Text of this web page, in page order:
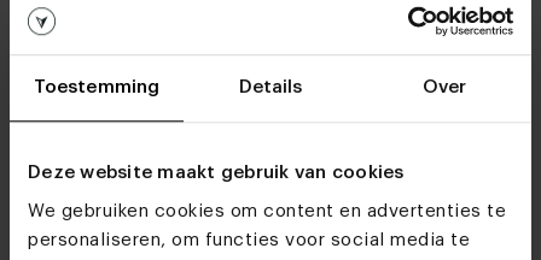
Toestemming Details Over
Deze website maakt gebruik van cookies
We gebruiken cookies om content en advertenties te
personaliseren, om functies voor social media te